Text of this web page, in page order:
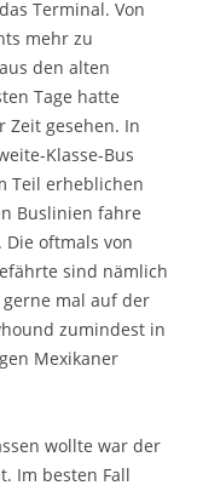
Terminal. Von
mehr zu
den alten
Tage hatte
Zeit gesehen. In
Klasse-Bus
Teil erheblichen
Buslinien fahre
Die oftmals von
sind nämlich
mal auf der
zumindest in
Mexikaner
wollte war der
Im besten Fall